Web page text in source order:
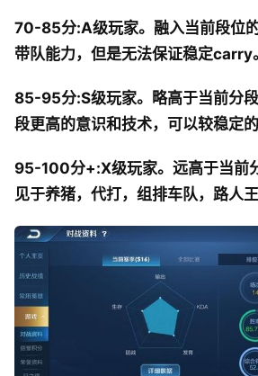
70-85分:A级玩家。融入当前段位
带队能力，但是无法保证稳定carry。
85-95分:S级玩家。略高于当前分
段更高的意识和技术，可以较稳定的
95-100分+:X级玩家。远高于当前
见于养猪，代打，组排车队，路人王